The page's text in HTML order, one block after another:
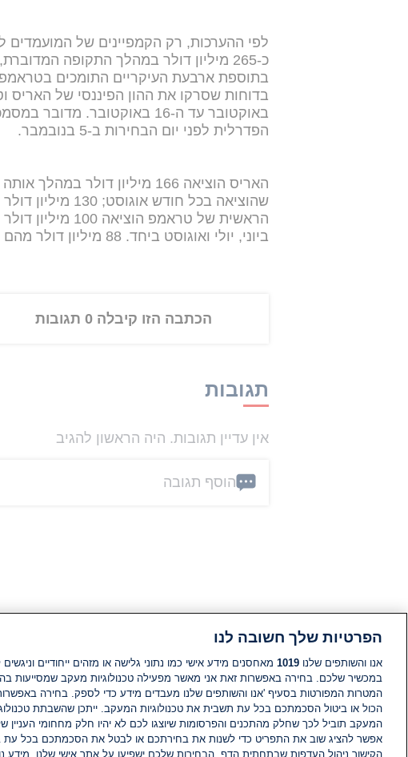
לפי ההערכות, רק הקמפיינים של המועמדים
באוקטובר עד ה-16 באוקטובר.
הפדרלית לפני יום הבחירות ב-5 בנובמבר.
שהוציאה בכל
ביוני, יולי ואוגוסט ביחד. 88 מיליון דולר מהם - הושקעו בפרסום.
הכתבה הזו קיבלה 0 תגובות
תגובות
אין עדיין תגובות. היה הראשון להגיב
הוסף תגובה
הפרטיות שלך חשובה לנו
אנו והשותפים שלנו 1019 מאחסנים מידע אישי כמו נתוני גלישה או מזהים ייחודיים
במכשיר שלכם. בחירה באפשרות זאת אני מאשר מפעילה טכנולוגיות מעקב שמסייעות
המטרות המפורטות בסעיף 'אנו והשותפים שלנו מעבדים מידע כדי לספק. בחירה
הכול או ביטול הסכמתכם בכל עת תשבית את טכנולוגיות המעקב. ייתכן שהשבתת
המעקב תוביל לכך שחלק מהתכנים והפרסומות שיוצגו לכם לא יהיו חלק מחחומי העניין
אפשר להציג שוב את התפריט כדי לשנות את בחירתכם או לבטל את הסכמתכם בכל עת
הקישור ניהול העדפות שבתחתית הדף. הבחירות שלכם ישפיעו על אתר אישי שלנו. מידע